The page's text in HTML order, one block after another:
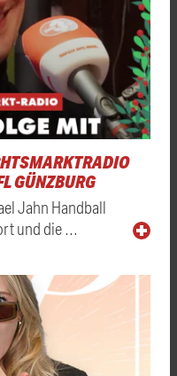
GÜNZBURG
Jahn Handball
und die …